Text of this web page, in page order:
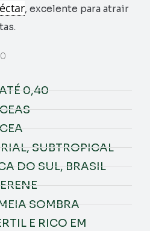
, excelente para atrair
0,40
SUBTROPICAL
DO SUL, BRASIL
SOMBRA
E RICO EM